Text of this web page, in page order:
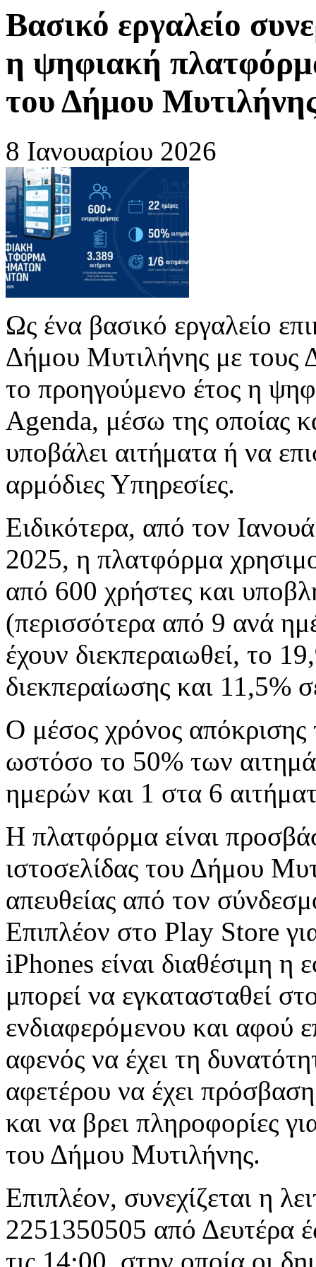
Βασικό εργαλείο
η ψηφιακή
του Δήμου
8 Ιανουαρίου 2026
Ως ένα βασικό εργαλείο
Δήμου Μυτιλήνης με τους
το προηγούμενο έτος η
Agenda, μέσω της οποίας
υποβάλει αιτήματα ή να
αρμόδιες Υπηρεσίες.
Ειδικότερα, από τον
2025, η πλατφόρμα
από 600 χρήστες και
(περισσότερα από 9 ανά
έχουν διεκπεραιωθεί, το
διεκπεραίωσης και 11,5%
Ο μέσος χρόνος απόκρισης
ωστόσο το 50% των
ημερών και 1 στα 6
Η πλατφόρμα είναι
ιστοσελίδας του Δήμου
απευθείας από τον
Επιπλέον στο Play Store
iPhones είναι διαθέσιμη
μπορεί να εγκατασταθεί
ενδιαφερόμενου και αφού
αφενός να έχει τη
αφετέρου να έχει
και να βρει πληροφορίες
του Δήμου Μυτιλήνης.
Επιπλέον, συνεχίζεται η
2251350505 από Δευτέρα